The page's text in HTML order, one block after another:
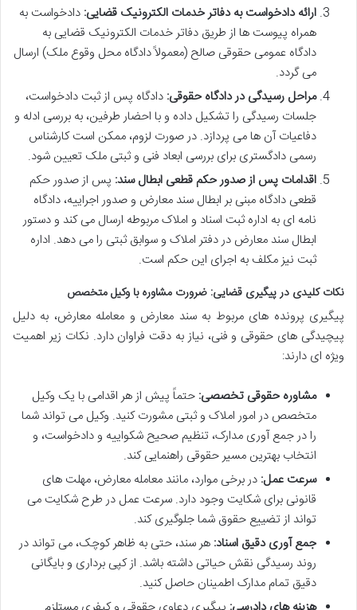
ارائه دادخواست به دفاتر خدمات الکترونیک قضایی: دادخواست به
همراه پیوست ها از طریق دفاتر خدمات الکترونیک قضایی به
دادگاه عمومی حقوقی صالح (معمولاً دادگاه محل وقوع ملک) ارسال
می گردد.
مراحل رسیدگی در دادگاه حقوقی: دادگاه پس از ثبت دادخواست،
جلسات رسیدگی را تشکیل داده و با احضار طرفین، به بررسی ادله و
دفاعیات آن ها می پردازد. در صورت لزوم، ممکن است کارشناس
رسمی دادگستری برای بررسی ابعاد فنی و ثبتی ملک تعیین شود.
اقدامات پس از صدور حکم قطعی ابطال سند: پس از صدور حکم
قطعی دادگاه مبنی بر ابطال سند معارض و صدور اجراییه، دادگاه
نامه ای به اداره ثبت اسناد و املاک مربوطه ارسال می کند و دستور
ابطال سند معارض در دفتر املاک و سوابق ثبتی را می دهد. اداره
ثبت نیز مکلف به اجرای این حکم است.
نکات کلیدی در پیگیری قضایی: ضرورت مشاوره با وکیل متخصص
پیگیری پرونده های مربوط به سند معارض و معامله معارض، به دلیل
پیچیدگی های حقوقی و فنی، نیاز به دقت فراوان دارد. نکات زیر اهمیت
ویژه ای دارند:
مشاوره حقوقی تخصصی: حتماً پیش از هر اقدامی با یک وکیل
متخصص در امور املاک و ثبتی مشورت کنید. وکیل می تواند شما
را در جمع آوری مدارک، تنظیم صحیح شکواییه و دادخواست، و
انتخاب بهترین مسیر حقوقی راهنمایی کند.
سرعت عمل: در برخی موارد، مانند معامله معارض، مهلت های
قانونی برای شکایت وجود دارد. سرعت عمل در طرح شکایت می
تواند از تضییع حقوق شما جلوگیری کند.
جمع آوری دقیق اسناد: هر سند، حتی به ظاهر کوچک، می تواند در
روند رسیدگی نقش حیاتی داشته باشد. از کپی برداری و بایگانی
دقیق تمام مدارک اطمینان حاصل کنید.